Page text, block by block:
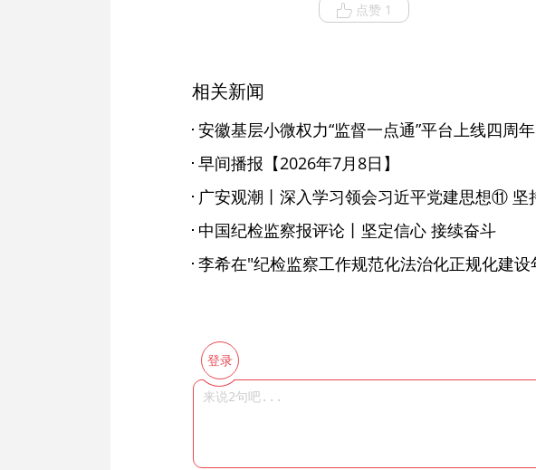
点赞 1
相关新闻
安徽基层小微权力“监督一点通”平台上线四周年
早间播报【2026年7月8日】
中国纪检监察报评论丨坚定信心 接续奋斗
登录